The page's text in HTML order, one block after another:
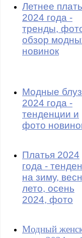
Летнее
2024 года -
тренды,
обзор
новинок
Модные
2024 года -
тенденции и
фото
Платья 2024
года -
на зиму,
лето, осень
2024, фото
Модный